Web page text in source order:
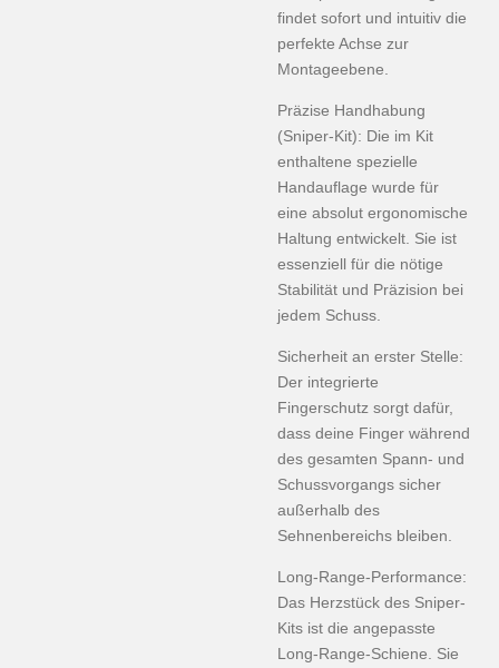
findet sofort und intuitiv die
perfekte Achse zur
Montageebene.
Präzise Handhabung
(Sniper-Kit): Die im Kit
enthaltene spezielle
Handauflage wurde für
eine absolut ergonomische
Haltung entwickelt. Sie ist
essenziell für die nötige
Stabilität und Präzision bei
jedem Schuss.
Sicherheit an erster Stelle:
Der integrierte
Fingerschutz sorgt dafür,
dass deine Finger während
des gesamten Spann- und
Schussvorgangs sicher
außerhalb des
Sehnenbereichs bleiben.
Long-Range-Performance:
Das Herzstück des Sniper-
Kits ist die angepasste
Long-Range-Schiene. Sie